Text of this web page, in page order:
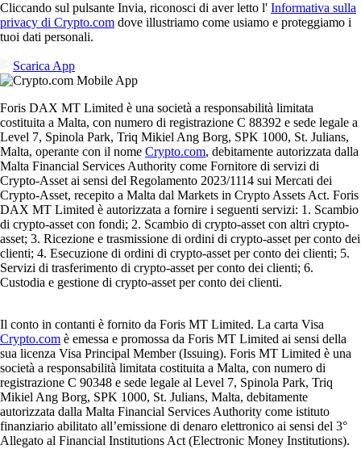
Cliccando sul pulsante Invia, riconosci di aver letto l' Informativa sulla
privacy di Crypto.com dove illustriamo come usiamo e proteggiamo i
tuoi dati personali.
Scarica App
Foris DAX MT Limited è una società a responsabilità limitata
costituita a Malta, con numero di registrazione C 88392 e sede legale a
Level 7, Spinola Park, Triq Mikiel Ang Borg, SPK 1000, St. Julians,
Malta, operante con il nome Crypto.com, debitamente autorizzata dalla
Malta Financial Services Authority come Fornitore di servizi di
Crypto-Asset ai sensi del Regolamento 2023/1114 sui Mercati dei
Crypto-Asset, recepito a Malta dal Markets in Crypto Assets Act. Foris
DAX MT Limited è autorizzata a fornire i seguenti servizi: 1. Scambio
di crypto-asset con fondi; 2. Scambio di crypto-asset con altri crypto-
asset; 3. Ricezione e trasmissione di ordini di crypto-asset per conto dei
clienti; 4. Esecuzione di ordini di crypto-asset per conto dei clienti; 5.
Servizi di trasferimento di crypto-asset per conto dei clienti; 6.
Custodia e gestione di crypto-asset per conto dei clienti.
Il conto in contanti è fornito da Foris MT Limited. La carta Visa
Crypto.com è emessa e promossa da Foris MT Limited ai sensi della
sua licenza Visa Principal Member (Issuing). Foris MT Limited è una
società a responsabilità limitata costituita a Malta, con numero di
registrazione C 90348 e sede legale al Level 7, Spinola Park, Triq
Mikiel Ang Borg, SPK 1000, St. Julians, Malta, debitamente
autorizzata dalla Malta Financial Services Authority come istituto
finanziario abilitato all’emissione di denaro elettronico ai sensi del 3°
Allegato al Financial Institutions Act (Electronic Money Institutions).